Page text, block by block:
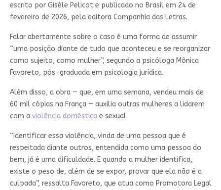
escrito por Gisèle Pelicot e publicado no Brasil em 24 de
fevereiro de 2026, pela editora Companhia das Letras.
Falar abertamente sobre o caso é uma forma de assumir
“uma posição diante de tudo que aconteceu e se reorganizar
como sujeito, como mulher”, segundo a psicóloga Mônica
Favoreto, pós-graduada em psicologia jurídica.
Além disso, a obra — que, em uma semana, vendeu mais de
60 mil cópias na França — auxilia outras mulheres a lidarem
com a violência doméstica e sexual.
“Identificar essa violência, vinda de uma pessoa que é
respeitada diante outros, entendida como uma pessoa do
bem, já é uma dificuldade. E quando a mulher identifica,
existe o peso de, além de se expor, provar que ela não é a
culpada”, ressalta Favoreto, que atua como Promotora Legal